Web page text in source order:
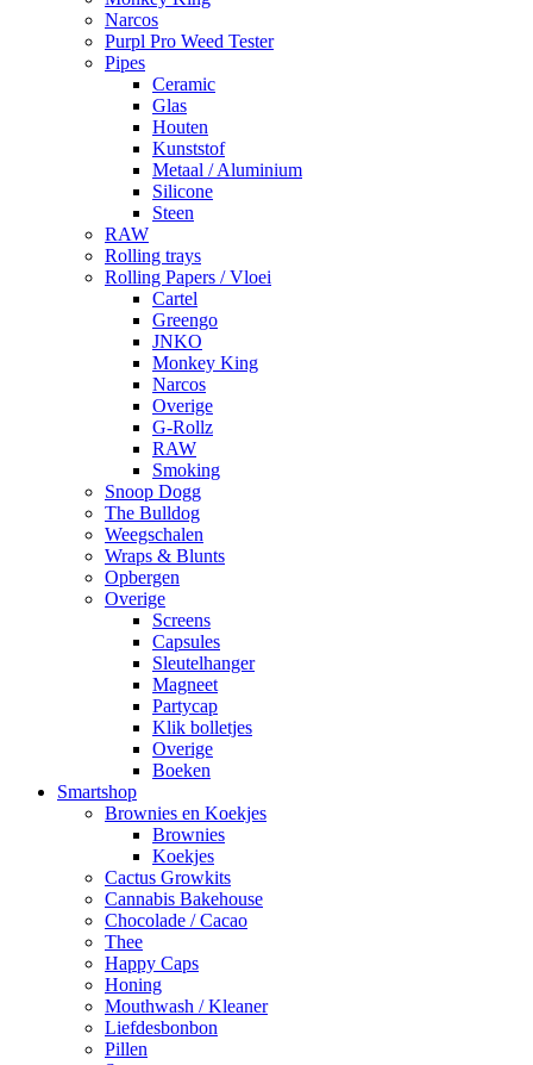
Narcos
Purpl Pro Weed Tester
Pipes
Ceramic
Glas
Houten
Kunststof
Metaal / Aluminium
Silicone
Steen
RAW
Rolling trays
Rolling Papers / Vloei
Cartel
Greengo
JNKO
Monkey King
Narcos
Overige
G-Rollz
RAW
Smoking
Snoop Dogg
The Bulldog
Weegschalen
Wraps & Blunts
Opbergen
Overige
Screens
Capsules
Sleutelhanger
Magneet
Partycap
Klik bolletjes
Overige
Boeken
Smartshop
Brownies en Koekjes
Brownies
Koekjes
Cactus Growkits
Cannabis Bakehouse
Chocolade / Cacao
Thee
Happy Caps
Honing
Mouthwash / Kleaner
Liefdesbonbon
Pillen